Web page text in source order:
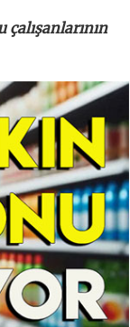
çalışanlarının